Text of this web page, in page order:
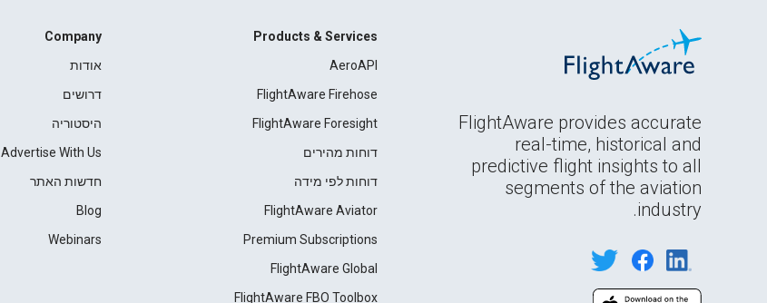
FlightAware provides accurate
real-time, historical and
predictive flight insights to all
segments of the aviation
industry.
Products & Services
AeroAPI
FlightAware Firehose
FlightAware Foresight
דוחות מהירים
דוחות לפי מידה
FlightAware Aviator
Premium Subscriptions
FlightAware Global
FlightAware FBO Toolbox
Company
אודות
דרושים
היסטוריה
Advertise With Us
חדשות האתר
Blog
Webinars